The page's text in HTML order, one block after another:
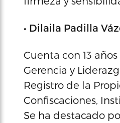
• Dilaila Padilla
Cuenta con 13
Gerencia y
Registro de la
Confiscaciones,
Se ha destacado